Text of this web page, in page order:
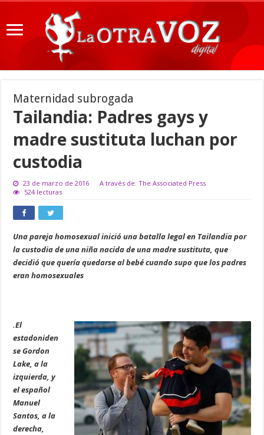
Maternidad subrogada
Tailandia: Padres gays y
madre sustituta luchan por
custodia
23 de marzo de 2016
A través de: The Associated Press
524 lecturas
Una pareja homosexual inició una batalla legal en Tailandia por
la custodia de una niña nacida de una madre sustituta, que
decidió que quería quedarse al bebé cuando supo que los padres
eran homosexuales
.El
estadoniden
se Gordon
Lake, a la
izquierda, y
el español
Manuel
Santos, a la
derecha,